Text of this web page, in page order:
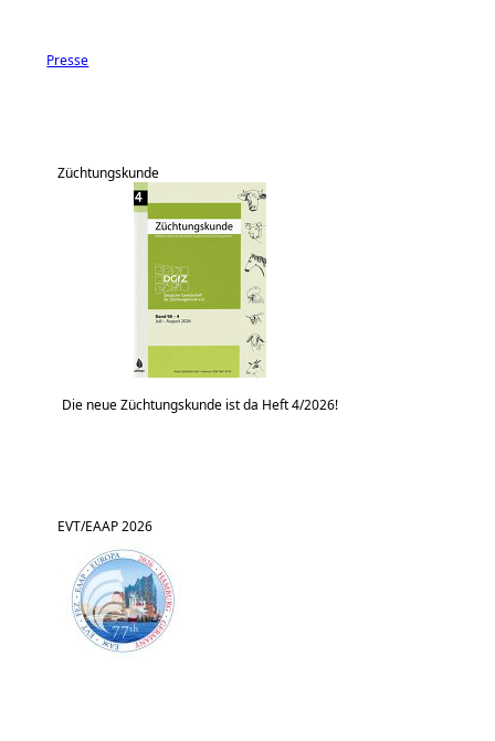
Presse
Züchtungskunde
Die neue Züchtungskunde ist da Heft 4/2026!
EVT/EAAP 2026